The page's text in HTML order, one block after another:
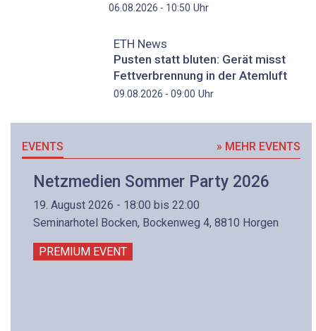
06.08.2026 - 10:50 Uhr
ETH News
Pusten statt bluten: Gerät misst
Fettverbrennung in der Atemluft
09.08.2026 - 09:00 Uhr
EVENTS » MEHR EVENTS
Netzmedien Sommer Party 2026
19. August 2026 - 18:00 bis 22:00
Seminarhotel Bocken, Bockenweg 4, 8810 Horgen
PREMIUM EVENT